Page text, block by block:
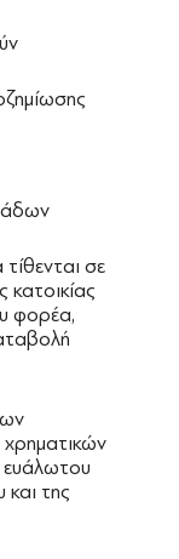
σε
φορέα,
ευάλωτου
της